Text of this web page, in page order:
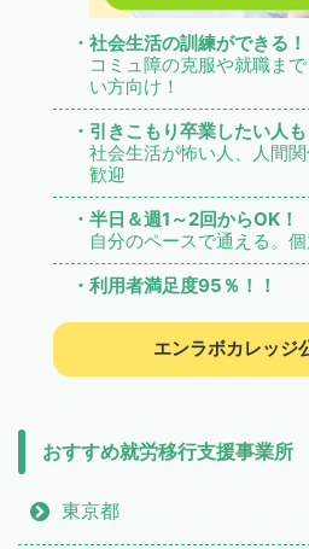
・社会生活の訓練ができる！
コミュ障の克服や就職ま
い方向け！
・引きこもり卒業したい人も
社会生活が怖い人、人間
歓迎
・半日＆週1～2回からOK！
自分のペースで通える。個
・利用者満足度95％！！
エンラボカレッジ
おすすめ就労移行支援事業所
東京都